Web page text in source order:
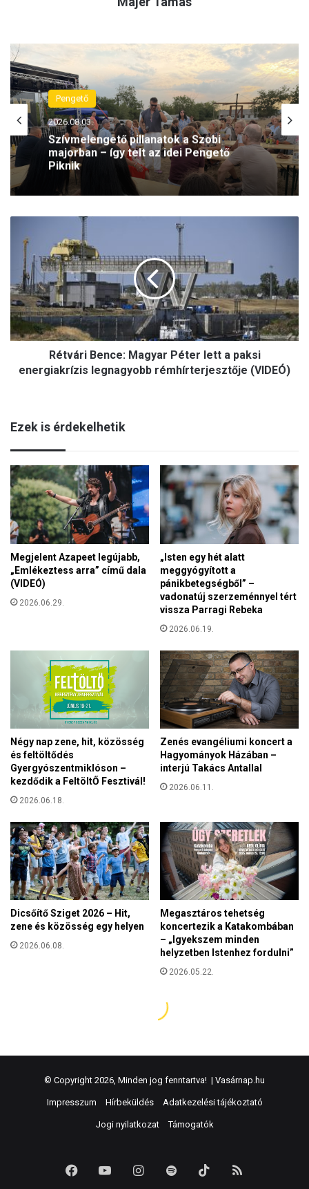
© Copyright 2026, Minden jog fenntartva! | Vasárnap.hu
Impresszum Hírbeküldés Adatkezelési tájékoztató
Jogi nyilatkozat Támogatók
FacebookYouTubeInstagram
Spotify TikTok